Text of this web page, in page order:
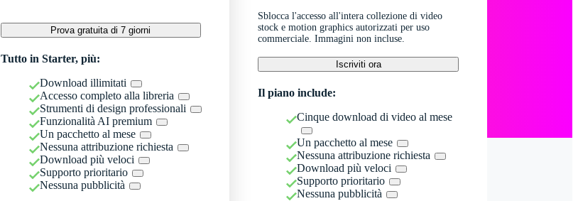
Prova gratuita di 7 giorni
Tutto in Starter, più:
Download illimitati
Accesso completo alla libreria
Strumenti di design professionali
Funzionalità AI premium
Un pacchetto al mese
Nessuna attribuzione richiesta
Download più veloci
Supporto prioritario
Nessuna pubblicità
Sblocca l'accesso all'intera collezione di video
stock e motion graphics autorizzati per uso
commerciale. Immagini non incluse.
Iscriviti ora
Il piano include:
Cinque download di video al mese
Un pacchetto al mese
Nessuna attribuzione richiesta
Download più veloci
Supporto prioritario
Nessuna pubblicità